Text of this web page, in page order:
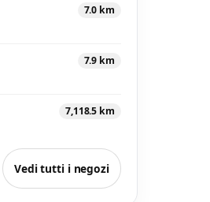
7.0 km
7.9 km
7,118.5 km
Vedi tutti i negozi